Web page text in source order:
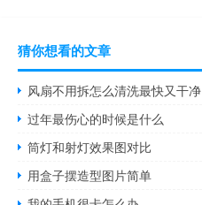
猜你想看的文章
风扇不用拆怎么清洗最快又干净
过年最伤心的时候是什么
筒灯和射灯效果图对比
用盒子摆造型图片简单